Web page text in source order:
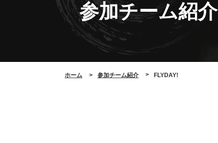
参加チーム紹介
ホーム 参加チーム紹介 FLYDAY!